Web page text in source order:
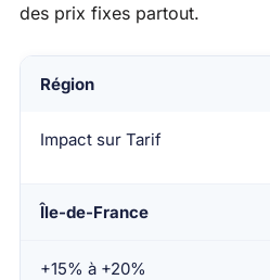
des prix fixes partout.
Région
Impact sur Tarif
Île-de-France
+15% à +20%